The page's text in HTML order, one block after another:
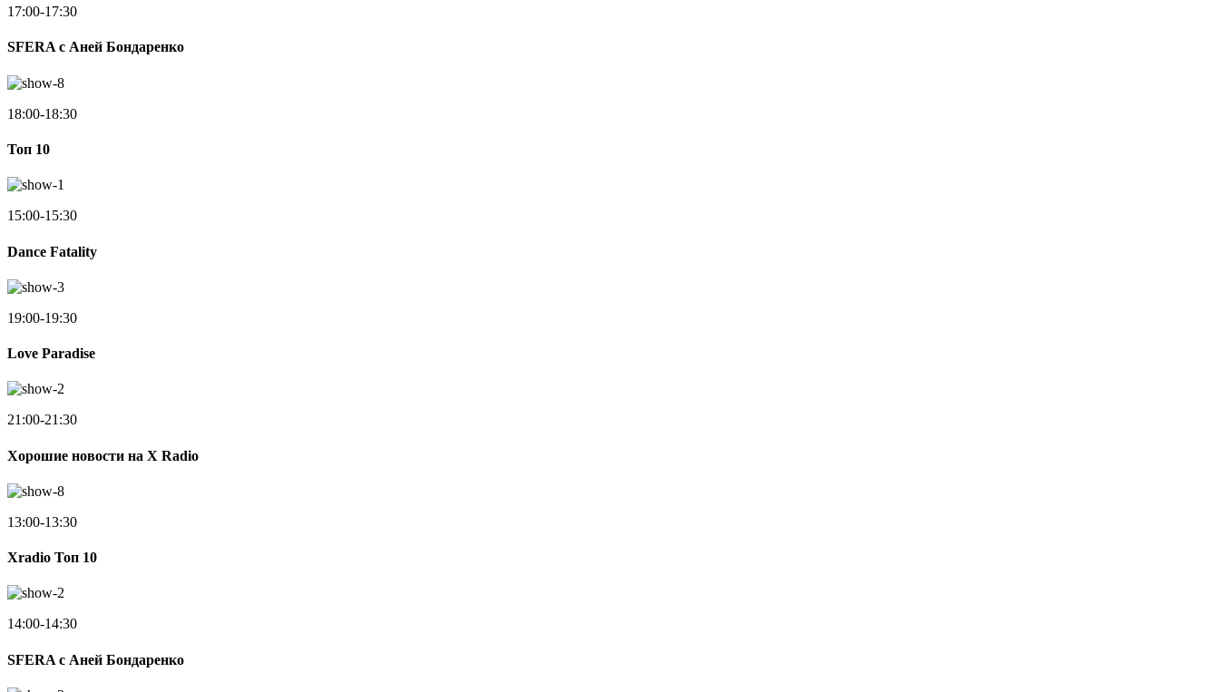
17:00-17:30
SFERA с Аней Бондаренко
18:00-18:30
Toп 10
15:00-15:30
Dance Fatality
19:00-19:30
Love Paradise
21:00-21:30
Хорошие новости на X Radio
13:00-13:30
Xradio Топ 10
14:00-14:30
SFERA с Аней Бондаренко